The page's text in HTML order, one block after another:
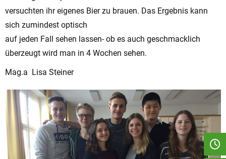
versuchten ihr eigenes Bier zu brauen. Das Ergebnis kann
sich zumindest optisch
auf jeden Fall sehen lassen- ob es auch geschmacklich
überzeugt wird man in 4 Wochen sehen.
Mag.a Lisa Steiner